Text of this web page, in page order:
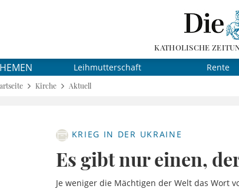
KATHOLISCHE
Leihmutterschaft Rente
Kirche Aktuell
KRIEG IN DER UKRAINE
Es gibt nur einen,
Je weniger die Mächtigen der Welt das Wort